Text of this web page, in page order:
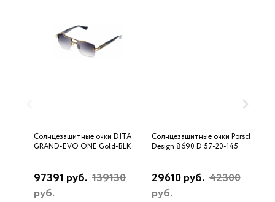
Солнцезащитные очки DITA
GRAND-EVO ONE Gold-BLK
97391 руб. 139130
руб.
Солнцезащитные очки Porsche
Design 8690 D 57-20-145
29610 руб. 42300
руб.